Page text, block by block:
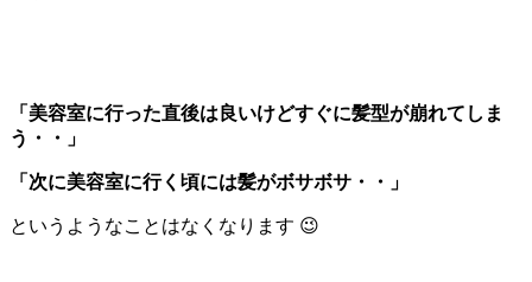
「美容室に行った直後は良いけどすぐに髪型が崩れてしま
う・・」
「次に美容室に行く頃には髪がボサボサ・・」
というようなことはなくなります 😉